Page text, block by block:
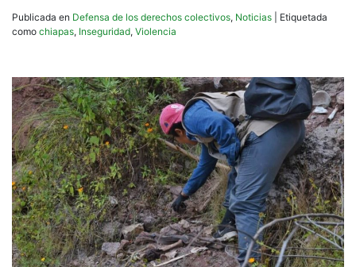
Publicada en Defensa de los derechos colectivos, Noticias
Etiquetada
como chiapas, Inseguridad, Violencia